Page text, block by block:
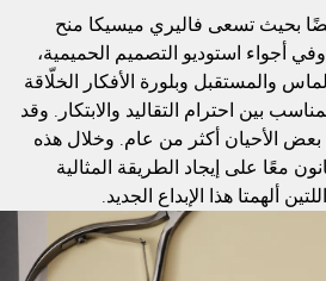
بحيث تسعى فاليري ميسيكا منح
أجواء استوديو التصميم الحميمية،
والمستقبل وبلورة الأفكار الخلّاقة
بين احترام التقاليد والابتكار. وقد
الأحيان أكثر من عام. وخلال هذه
معًا على إيجاد الطريقة المثالية
ألهمتا هذا الإبداع الجديد.